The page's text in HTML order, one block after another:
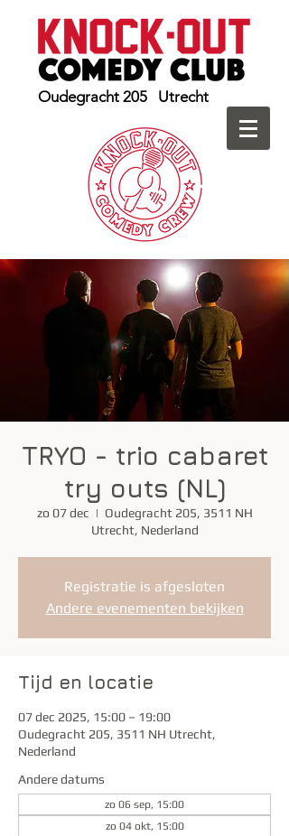
Oudegracht 205 Utrecht
TRYO - trio cabaret
try outs (NL)
zo 07 dec
  |
Oudegracht 205, 3511 NH
Utrecht, Nederland
Registratie is afgesloten
Andere evenementen bekijken
Tijd en locatie
07 dec 2025, 15:00 – 19:00
Oudegracht 205, 3511 NH Utrecht,
Nederland
Andere datums
zo 06 sep, 15:00
zo 04 okt, 15:00